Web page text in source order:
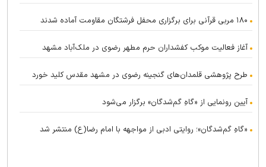
۱۸۰ مربی قرآنی برای برگزاری محفل فرشتگان مقاومت آماده شدند
آغاز فعالیت موکب کفشداران حرم مطهر رضوی در ملک‌آباد مشهد
طرح پژوهشی قلمدان‌های گنجینه رضوی در مشهد مقدس کلید خورد
آیین رونمایی از «گاهِ گم‌شدگان» برگزار می‌شود
«گاهِ گم‌شدگان»؛ روایتی ادبی از مواجهه با امام رضا(ع) منتشر شد